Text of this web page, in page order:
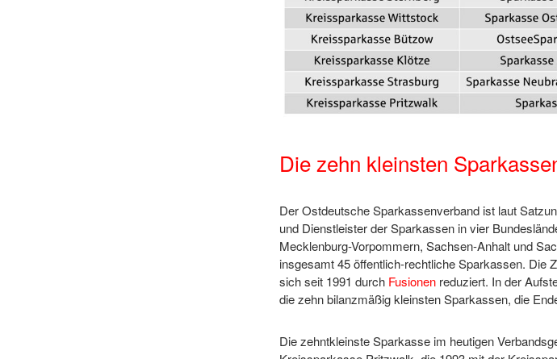
Die zehn kleinsten
Der Ostdeutsche Sparkassenverband ist laut
und Dienstleister der Sparkassen in vier
Mecklenburg-Vorpommern, Sachsen-Anhalt und
insgesamt 45 öffentlich-rechtliche Sparkassen. Die
sich seit 1991 durch Fusionen reduziert. In der
die zehn bilanzmäßig kleinsten Sparkassen, die
Die zehntkleinste Sparkasse im heutigen